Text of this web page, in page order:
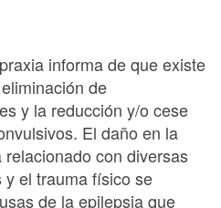
informa de que existe
de
y la reducción y/o cese
El daño en la
con diversas
el trauma físico se
de la epilepsia que